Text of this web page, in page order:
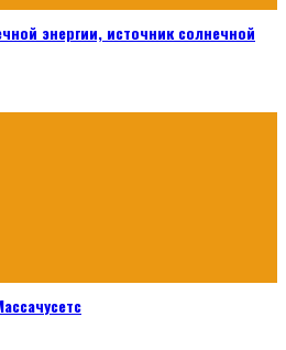
энергии, источник солнечной